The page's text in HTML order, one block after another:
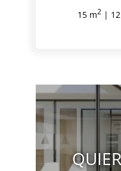
15 m2|